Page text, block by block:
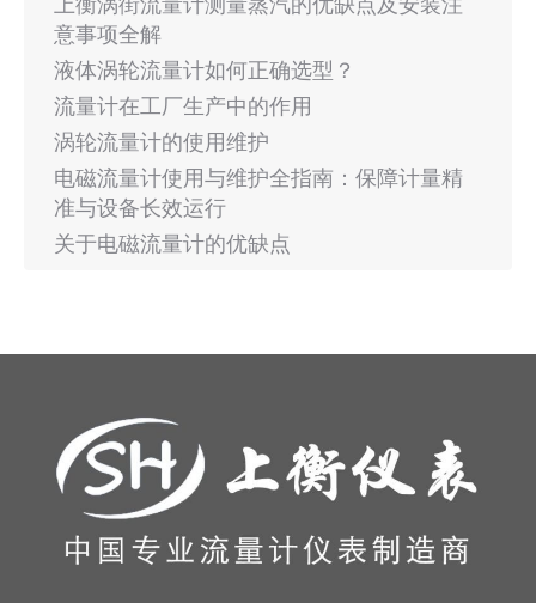
意事项全解
液体涡轮流量计如何正确选型？
流量计在工厂生产中的作用
涡轮流量计的使用维护
电磁流量计使用与维护全指南：保障计量精
准与设备长效运行
关于电磁流量计的优缺点